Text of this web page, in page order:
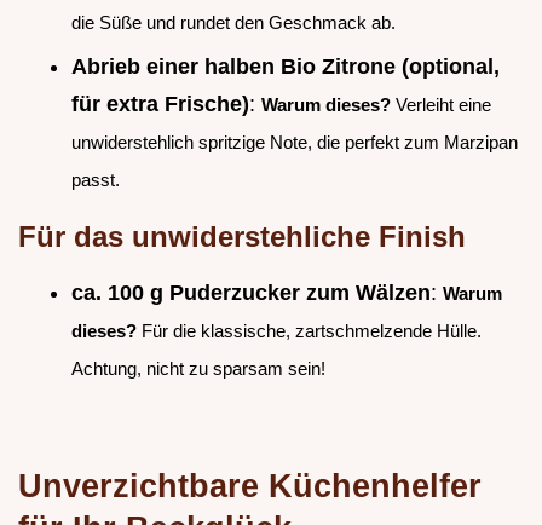
die Süße und rundet den Geschmack ab.
Abrieb einer halben Bio Zitrone (optional,
für extra Frische): Warum dieses? Verleiht eine
unwiderstehlich spritzige Note, die perfekt zum Marzipan
passt.
Für das unwiderstehliche Finish
ca. 100 g Puderzucker zum Wälzen: Warum
dieses? Für die klassische, zartschmelzende Hülle.
Achtung, nicht zu sparsam sein!
Unverzichtbare Küchenhelfer